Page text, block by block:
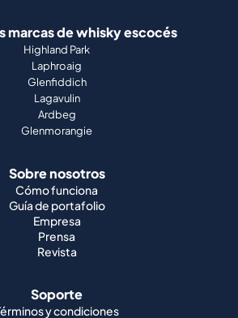
marcas de whisky escocés
Highland Park
Laphroaig
Glenfiddich
Lagavulin
Ardbeg
Glenmorangie
Sobre nosotros
Cómo funciona
Guía de portafolio
Empresa
Prensa
Revista
Soporte
y condiciones